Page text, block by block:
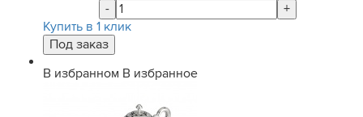
-
+
Купить в 1 клик
В избранном В избранное